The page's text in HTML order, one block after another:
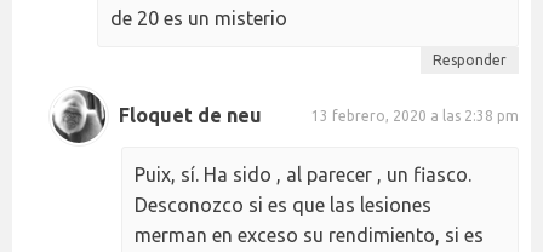
de 20 es un misterio
Responder
Floquet de neu 13 febrero, 2020 a las 2:38 pm
Puix, sí. Ha sido , al parecer , un fiasco.
Desconozco si es que las lesiones
merman en exceso su rendimiento, si es